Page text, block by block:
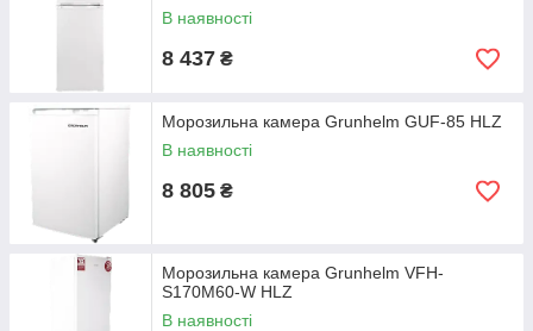
В наявності
8 437 ₴
Морозильна камера Grunhelm GUF-85 HLZ
В наявності
8 805 ₴
Морозильна камера Grunhelm VFH-
S170M60-W HLZ
В наявності